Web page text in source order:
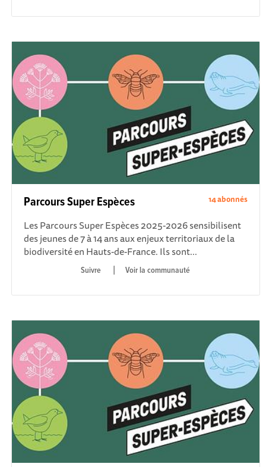
14 abonnés
Parcours Super Espèces
Les Parcours Super Espèces 2025-2026 sensibilisent
des jeunes de 7 à 14 ans aux enjeux territoriaux de la
biodiversité en Hauts-de-France. Ils sont...
|
Voir la communauté